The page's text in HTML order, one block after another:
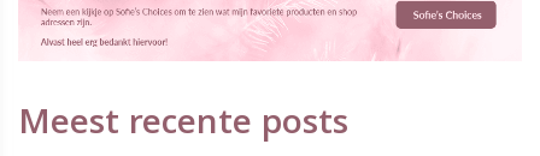
Meest recente posts